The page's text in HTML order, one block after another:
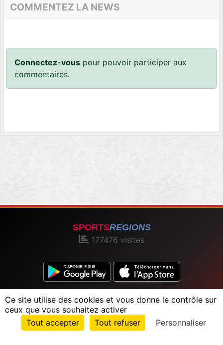
COMMENTEZ LA NEWS
Connectez-vous pour pouvoir participer aux
commentaires.
SPORTSREGIONS
177476 visites
Charte cookies
Gestion des cookies
Informations légales
Signaler un contenu inapproprié
Envie de participer ?
Connexion
Ce site utilise des cookies et vous donne le contrôle sur
ceux que vous souhaitez activer
Tout accepter
Tout refuser Personnaliser